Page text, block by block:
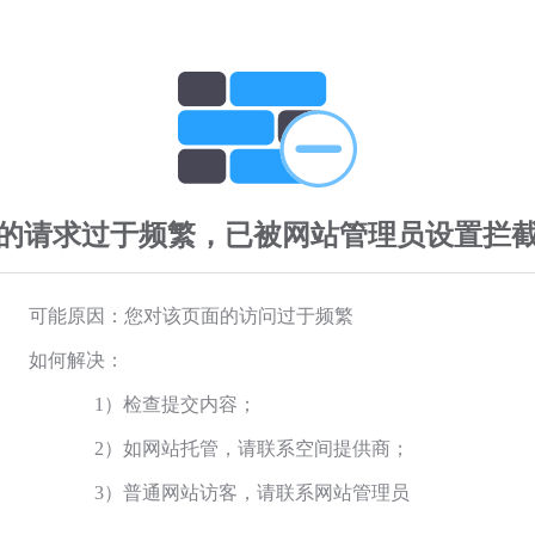
请求过于频繁，已被网站管理员设置拦
可能原因：您对该页面的访问过于频繁
如何解决：
1）检查提交内容；
2）如网站托管，请联系空间提供商；
3）普通网站访客，请联系网站管理员